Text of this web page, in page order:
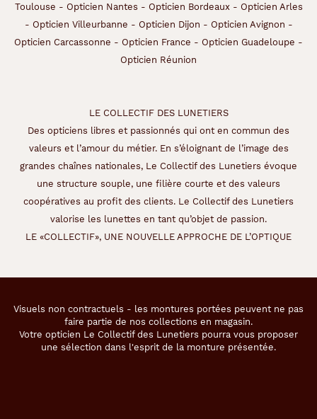
la
monture
mm
mm
Détails
techniques
Forme
la
monture
Toulouse - Opticien Nantes - Opticien Bordeaux- Opticien Arles
- Opticien Villeurbanne - Opticien Dijon - Opticien Avignon -
Opticien Carcassonne - Opticien France - Opticien Guadeloupe -
Opticien Réunion
LE COLLECTIF DES LUNETIERS
Des opticiens libres et passionnés qui ont en commun des
valeurs et l’amour du métier. En s’éloignant de l’image des
grandes chaînes nationales, Le Collectif des Lunetiers évoque
une structure souple, une filière courte et des valeurs
coopératives au profit des clients. Le Collectif des Lunetiers
valorise les lunettes en tant qu’objet de passion.
LE «COLLECTIF», UNE NOUVELLE APPROCHE DE L’OPTIQUE
Visuels non contractuels - les montures portées peuvent ne pas
faire partie de nos collections en magasin.
Votre opticien Le Collectif des Lunetiers pourra vous proposer
une sélection dans l'esprit de la monture présentée.